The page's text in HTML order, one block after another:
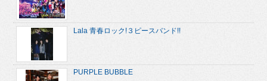
Lala 青春ロック!３ピースバンド!!
PURPLE BUBBLE